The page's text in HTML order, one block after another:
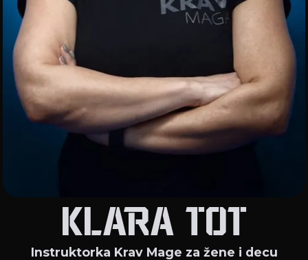
KLARA TOT
Instruktorka Krav Mage za žene i decu